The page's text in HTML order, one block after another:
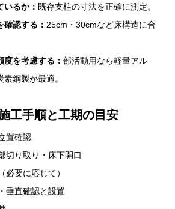
いるか： 既存支柱の寸法を正確に測定。
確認する：25cm・30cmなど床構造に合
度を考慮する：部活動用なら軽量アル
鋼製が最適。
工手順と工期の目安
置確認
切り取り・床下開口
必要に応じて）
垂直確認と設置